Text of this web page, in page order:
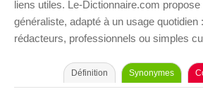
liens utiles. Le-Dictionnaire.com
généraliste, adapté à un usage quotidien
rédacteurs, professionnels ou simples
Définition Synonymes